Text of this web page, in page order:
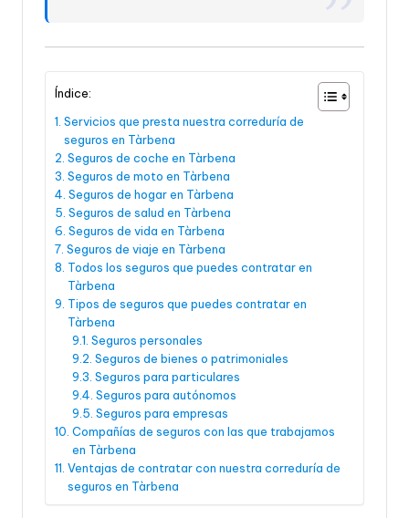
Índice:
Servicios que presta nuestra correduría de
seguros en Tàrbena
Seguros de coche en Tàrbena
Seguros de moto en Tàrbena
Seguros de hogar en Tàrbena
Seguros de salud en Tàrbena
Seguros de vida en Tàrbena
Seguros de viaje en Tàrbena
Todos los seguros que puedes contratar en
Tàrbena
Tipos de seguros que puedes contratar en
Tàrbena
Seguros personales
Seguros de bienes o patrimoniales
Seguros para particulares
Seguros para autónomos
Seguros para empresas
Compañías de seguros con las que trabajamos
en Tàrbena
Ventajas de contratar con nuestra correduría de
seguros en Tàrbena